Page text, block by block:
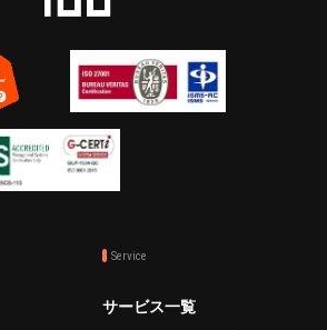
Service
サービス一覧